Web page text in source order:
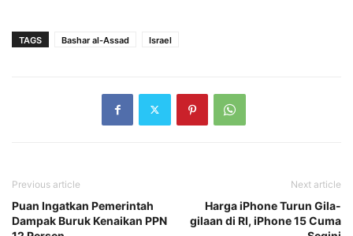
TAGS Bashar al-Assad Israel
Previous article
Puan Ingatkan Pemerintah
Dampak Buruk Kenaikan PPN
Next article
Harga iPhone Turun Gila-
gilaan di RI, iPhone 15 Cuma